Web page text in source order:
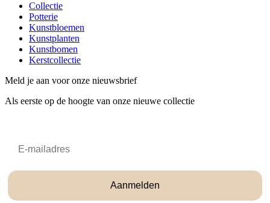
Collectie
Potterie
Kunstbloemen
Kunstplanten
Kunstbomen
Kerstcollectie
Meld je aan voor onze nieuwsbrief
Als eerste op de hoogte van onze nieuwe collectie
Aanmelden